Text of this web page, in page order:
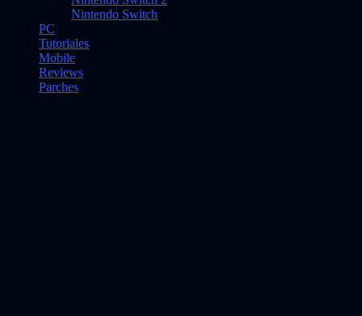
Nintendo Switch
PC
Tutoriales
Mobile
Reviews
Parches